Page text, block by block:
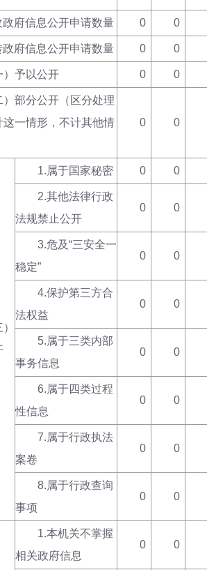
府信息公开申请数量 0 0
政府信息公开申请数量 0 0
）予以公开 0 0
）部分公开（区分处理
这一情形，不计其他情
0 0
1.属于国家秘密 0 0
2.其他法律行政
法规禁止公开
0 0
3.危及“三安全一
稳定”
0 0
4.保护第三方合
法权益
0 0
5.属于三类内部
事务信息
0 0
6.属于四类过程
性信息
0 0
7.属于行政执法
案卷
0 0
8.属于行政查询
事项
0 0
1.本机关不掌握
相关政府信息
0 0